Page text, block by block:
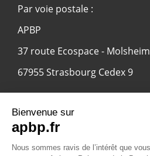
Par voie postale :
APBP
37 route Ecospace - Molsheim
67955 Strasbourg Cedex 9